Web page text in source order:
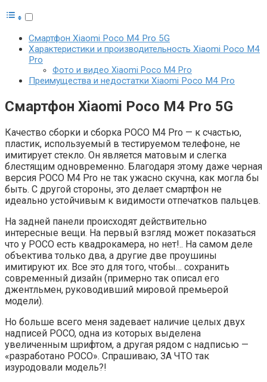
Смартфон Xiaomi Poco M4 Pro 5G
Характеристики и производительность Xiaomi Poco M4
Pro
Фото и видео Xiaomi Poco M4 Pro
Преимущества и недостатки Xiaomi Poco M4 Pro
Смартфон Xiaomi Poco M4 Pro 5G
Качество сборки и сборка POCO M4 Pro — к счастью,
пластик, используемый в тестируемом телефоне, не
имитирует стекло. Он является матовым и слегка
блестящим одновременно. Благодаря этому даже черная
версия POCO M4 Pro не так ужасно скучна, как могла бы
быть. С другой стороны, это делает смартфон не
идеально устойчивым к видимости отпечатков пальцев.
На задней панели происходят действительно
интересные вещи. На первый взгляд может показаться
что у POCO есть квадрокамера, но нет!.. На самом деле
объектива только два, а другие две проушины
имитируют их. Все это для того, чтобы… сохранить
современный дизайн (примерно так описал его
джентльмен, руководивший мировой премьерой
модели).
Но больше всего меня задевает наличие целых двух
надписей POCO, одна из которых выделена
увеличенным шрифтом, а другая рядом с надписью —
«разработано POCO». Спрашиваю, ЗА ЧТО так
изуродовали модель?!